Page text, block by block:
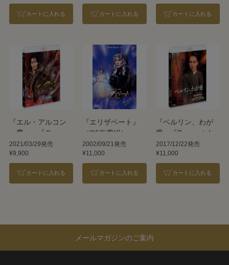
カートに入れる カートに入れる カートに入れる
『エル・アルコン
―鷹―』『Ｒａｙ
―星の光線―』
2021/03/29発売
¥9,900
カートに入れる
『エリザベート』
（'96年雪組）
2002/09/21発売
¥11,000
カートに入れる
『ベルリン、わが
愛』『Bouquet de
TAKARAZUKA』
2017/12/22発売
¥11,000
カートに入れる
メールマガジンのご案内